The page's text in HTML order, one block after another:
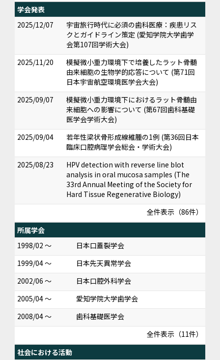
学会発表
2025/12/07
宇宙旅行時代に必須の歯科医療：疾患リス
クとガイドライン策定 (愛知学院大学歯学
会第107回学術大会)
2025/11/20
模擬微小重力環境下で培養したラット骨髄
由来細胞の生物学的応答について (第71回
日本宇宙航空環境医学会大会)
2025/09/07
模擬微小重力環境下におけるラット骨髄由
来細胞への影響について (第67回歯科基礎
医学会学術大会)
2025/09/04
若年性梁状骨形成線維腫の1例 (第36回日本
臨床口腔病理学会総会・学術大会)
2025/08/23
HPV detection with reverse line blot
analysis in oral mucosa samples (The
33rd Annual Meeting of the Society for
Hard Tissue Regenerative Biology)
全件表示（86件）
所属学会
1998/02 ～
日本口蓋裂学会
1999/04 ～
日本先天異常学会
2002/06 ～
日本口腔外科学会
2005/04 ～
愛知学院大学歯学会
2008/04 ～
歯科基礎医学会
全件表示（11件）
社会における活動